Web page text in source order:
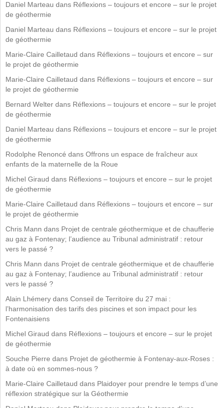
Daniel Marteau dans Réflexions – toujours et encore – sur le projet
de géothermie
Daniel Marteau dans Réflexions – toujours et encore – sur le projet
de géothermie
Marie-Claire Cailletaud dans Réflexions – toujours et encore – sur
le projet de géothermie
Marie-Claire Cailletaud dans Réflexions – toujours et encore – sur
le projet de géothermie
Bernard Welter dans Réflexions – toujours et encore – sur le projet
de géothermie
Daniel Marteau dans Réflexions – toujours et encore – sur le projet
de géothermie
Rodolphe Renoncé dans Offrons un espace de fraîcheur aux
enfants de la maternelle de la Roue
Michel Giraud dans Réflexions – toujours et encore – sur le projet
de géothermie
Marie-Claire Cailletaud dans Réflexions – toujours et encore – sur
le projet de géothermie
Chris Mann dans Projet de centrale géothermique et de chaufferie
au gaz à Fontenay; l’audience au Tribunal administratif : retour
vers le passé ?
Chris Mann dans Projet de centrale géothermique et de chaufferie
au gaz à Fontenay; l’audience au Tribunal administratif : retour
vers le passé ?
Alain Lhémery dans Conseil de Territoire du 27 mai :
l’harmonisation des tarifs des piscines et son impact pour les
Fontenaisiens
Michel Giraud dans Réflexions – toujours et encore – sur le projet
de géothermie
Souche Pierre dans Projet de géothermie à Fontenay-aux-Roses :
à date où en sommes-nous ?
Marie-Claire Cailletaud dans Plaidoyer pour prendre le temps d’une
réflexion stratégique sur la Géothermie